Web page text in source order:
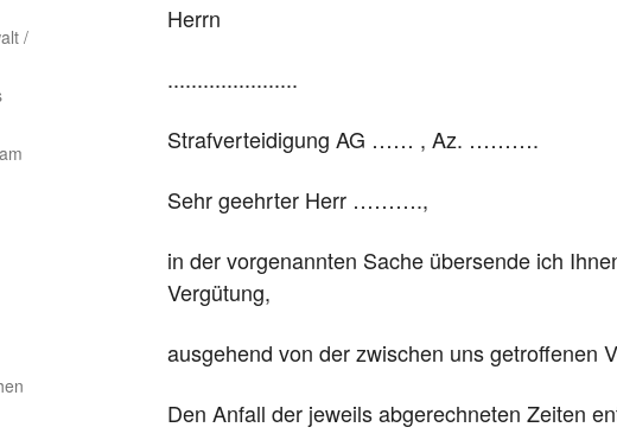
/
Herrn
......................
Strafverteidigung AG …… , Az. ……….
Sehr geehrter Herr ……….,
in der vorgenannten Sache übersende ich
Vergütung,
ausgehend von der zwischen uns getroffenen
Den Anfall der jeweils abgerechneten Zeiten